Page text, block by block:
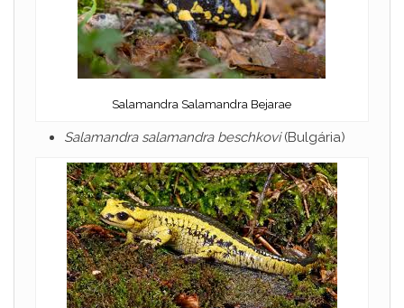
Salamandra Salamandra Bejarae
Salamandra salamandra beschkovi(Bulgária)